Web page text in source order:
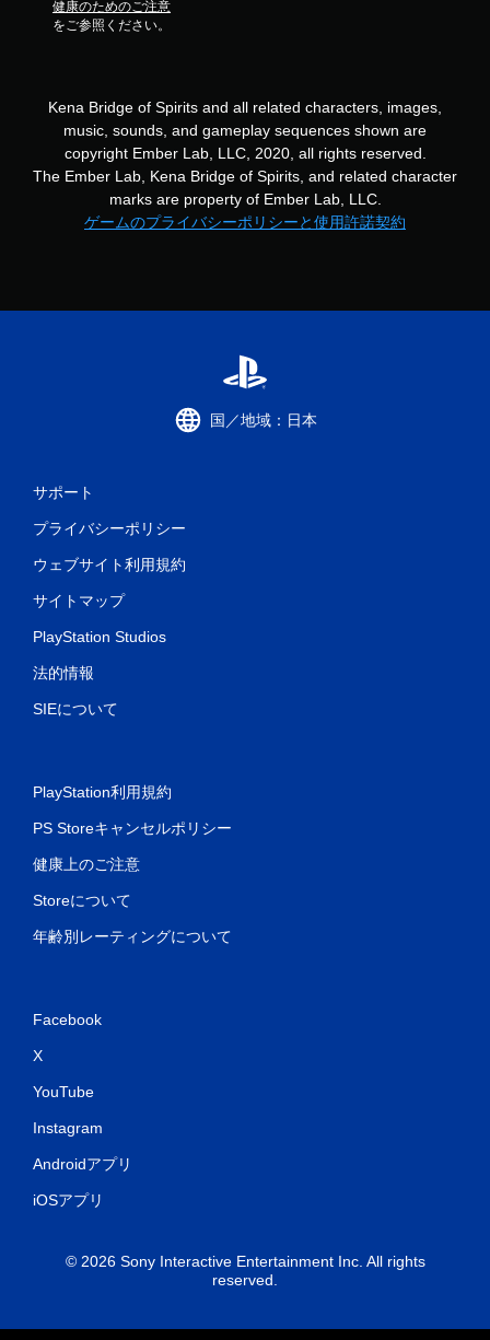
健康のためのご注意
をご参照ください。
Kena Bridge of Spirits and all related characters, images,
music, sounds, and gameplay sequences shown are
copyright Ember Lab, LLC, 2020, all rights reserved.
The Ember Lab, Kena Bridge of Spirits, and related character
marks are property of Ember Lab, LLC.
ゲームのプライバシーポリシーと使用許諾契約
国／地域：日本
サポート
プライバシーポリシー
ウェブサイト利用規約
サイトマップ
PlayStation Studios
法的情報
SIEについて
PlayStation利用規約
PS Storeキャンセルポリシー
健康上のご注意
Storeについて
年齢別レーティングについて
Facebook
X
YouTube
Instagram
Androidアプリ
iOSアプリ
© 2026 Sony Interactive Entertainment Inc. All rights
reserved.